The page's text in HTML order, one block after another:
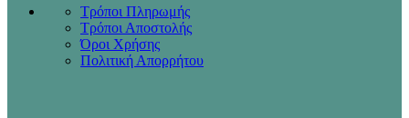
Τρόποι Πληρωμής
Τρόποι Αποστολής
Όροι Χρήσης
Πολιτική Απορρήτου